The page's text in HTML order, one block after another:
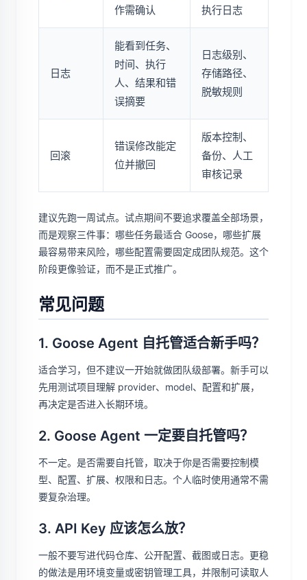
作需确认
执行日志
日志
能看到任务、
时间、执行
人、结果和错
误摘要
日志级别、
存储路径、
脱敏规则
回滚
错误修改能定
位并撤回
版本控制、
备份、人工
审核记录
建议先跑一周试点。试点期间不要追求覆盖全部场景，
而是观察三件事：哪些任务最适合 Goose，哪些扩展
最容易带来风险，哪些配置需要固定成团队规范。这个
阶段更像验证，而不是正式推广。
常见问题
1. Goose Agent 自托管适合新手吗？
适合学习，但不建议一开始就做团队级部署。新手可以
先用测试项目理解 provider、model、配置和扩展，
再决定是否进入长期环境。
2. Goose Agent 一定要自托管吗？
不一定。是否需要自托管，取决于你是否需要控制模
型、配置、扩展、权限和日志。个人临时使用通常不需
要复杂治理。
3. API Key 应该怎么放？
一般不要写进代码仓库、公开配置、截图或日志。更稳
的做法是用环境变量或密钥管理工具，并限制可读取人